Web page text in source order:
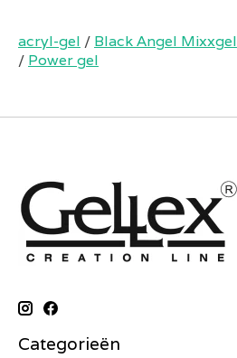
acryl-gel / Black Angel Mixxgel
/ Power gel
Categorieën